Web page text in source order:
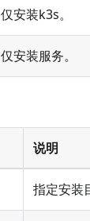
仅安装k3s。
仅安装服务。
说明
指定安装